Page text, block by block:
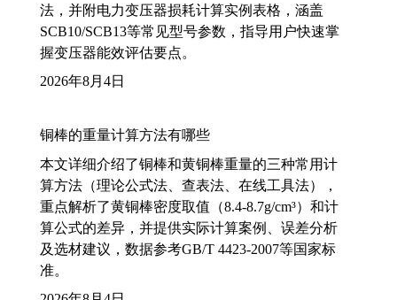
法，并附电力变压器损耗计算实例表格，涵盖
SCB10/SCB13等常见型号参数，指导用户快速掌
握变压器能效评估要点。
2026年8月4日
铜棒的重量计算方法有哪些
本文详细介绍了铜棒和黄铜棒重量的三种常用计
算方法（理论公式法、查表法、在线工具法），
重点解析了黄铜棒密度取值（8.4-8.7g/cm³）和计
算公式的差异，并提供实际计算案例、误差分析
及选材建议，数据参考GB/T 4423-2007等国家标
准。